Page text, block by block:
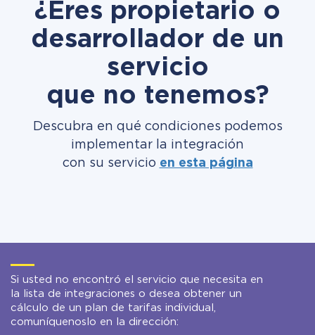
¿Eres propietario o
desarrollador de un
servicio
que no tenemos?
Descubra en qué condiciones podemos
implementar la integración
con su servicio en esta página
Si usted no encontró el servicio que necesita en
la lista de integraciones o desea obtener un
cálculo de un plan de tarifas individual,
comuníquenoslo en la dirección: